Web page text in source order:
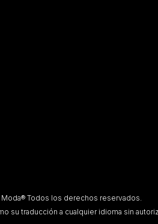
Todos los derechos reservados.
su traducción a cualquier idioma sin